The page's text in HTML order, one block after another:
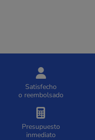
Satisfecho
o reembolsado
Presupuesto
inmediato